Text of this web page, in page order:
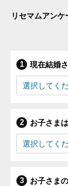
リセマムアン
現在結婚
お子さま
お子さま